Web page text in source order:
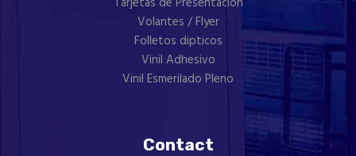
Volantes / Flyer
Folletos dipticos
Vinil Adhesivo
Vinil Esmerilado Pleno
Contact